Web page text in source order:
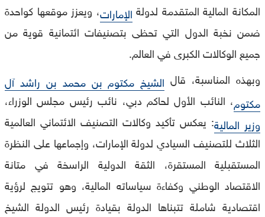
المكانة المالية المتقدمة لدولة الإمارات، ويعزز موقعها كواحدة
ضمن نخبة الدول التي تحظى بتصنيفات ائتمانية قوية من
جميع الوكالات الكبرى في العالم.
وبهذه المناسبة، قال الشيخ مكتوم بن محمد بن راشد آل
مكتوم، النائب الأول لحاكم دبي، نائب رئيس مجلس الوزراء،
وزير المالية: يعكس تأكيد وكالات التصنيف الائتماني العالمية
الثلاث للتصنيف السيادي لدولة الإمارات، وإجماعها على النظرة
المستقبلية المستقرة، الثقة الدولية الراسخة في متانة
الاقتصاد الوطني وكفاءة سياساته المالية، وهو تتويج لرؤية
اقتصادية شاملة تتبناها الدولة بقيادة رئيس الدولة الشيخ